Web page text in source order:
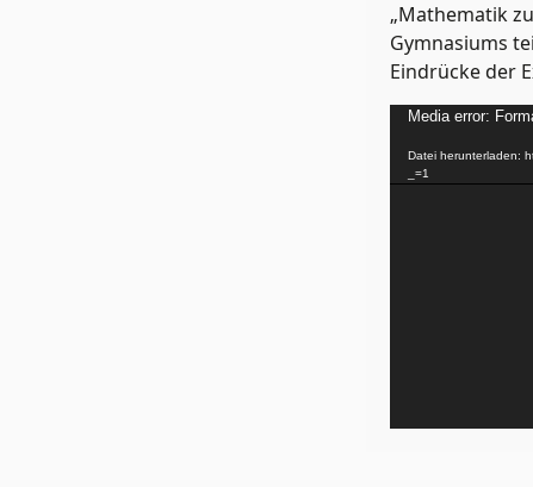
„Mathematik
Gymnasiums
Eindrücke der
Video-
Player
Media error:
Datei herunterladen:
_=1